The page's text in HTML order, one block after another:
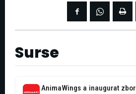
Surse